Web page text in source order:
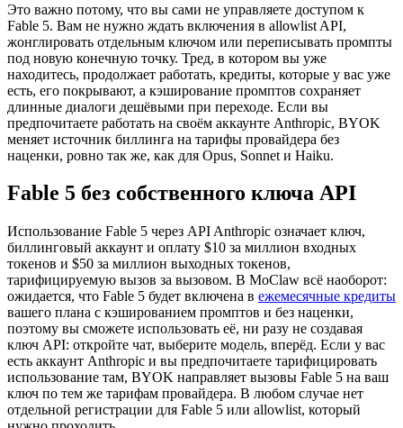
Это важно потому, что вы сами не управляете доступом к
Fable 5. Вам не нужно ждать включения в allowlist API,
жонглировать отдельным ключом или переписывать промпты
под новую конечную точку. Тред, в котором вы уже
находитесь, продолжает работать, кредиты, которые у вас уже
есть, его покрывают, а кэширование промптов сохраняет
длинные диалоги дешёвыми при переходе. Если вы
предпочитаете работать на своём аккаунте Anthropic, BYOK
меняет источник биллинга на тарифы провайдера без
наценки, ровно так же, как для Opus, Sonnet и Haiku.
Fable 5 без собственного ключа API
Использование Fable 5 через API Anthropic означает ключ,
биллинговый аккаунт и оплату $10 за миллион входных
токенов и $50 за миллион выходных токенов,
тарифицируемую вызов за вызовом. В MoClaw всё наоборот:
ожидается, что Fable 5 будет включена в ежемесячные кредиты
вашего плана с кэшированием промптов и без наценки,
поэтому вы сможете использовать её, ни разу не создавая
ключ API: откройте чат, выберите модель, вперёд. Если у вас
есть аккаунт Anthropic и вы предпочитаете тарифицировать
использование там, BYOK направляет вызовы Fable 5 на ваш
ключ по тем же тарифам провайдера. В любом случае нет
отдельной регистрации для Fable 5 или allowlist, который